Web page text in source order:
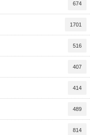
674
1701
516
407
414
489
814